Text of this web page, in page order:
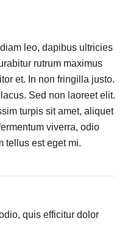
leo, dapibus ultricies
rutrum maximus
et. In non fringilla justo.
Sed non laoreet elit.
turpis sit amet, aliquet
viverra, odio
tellus est eget mi.
quis efficitur dolor